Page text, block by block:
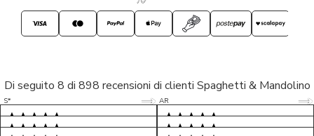
Di seguito 8 di 898 recensioni di clienti Spaghetti & Mandolino
S* 5/5
LP 5/5
M* 5/5
AR 5/5
D* 5/5
S* 5/5